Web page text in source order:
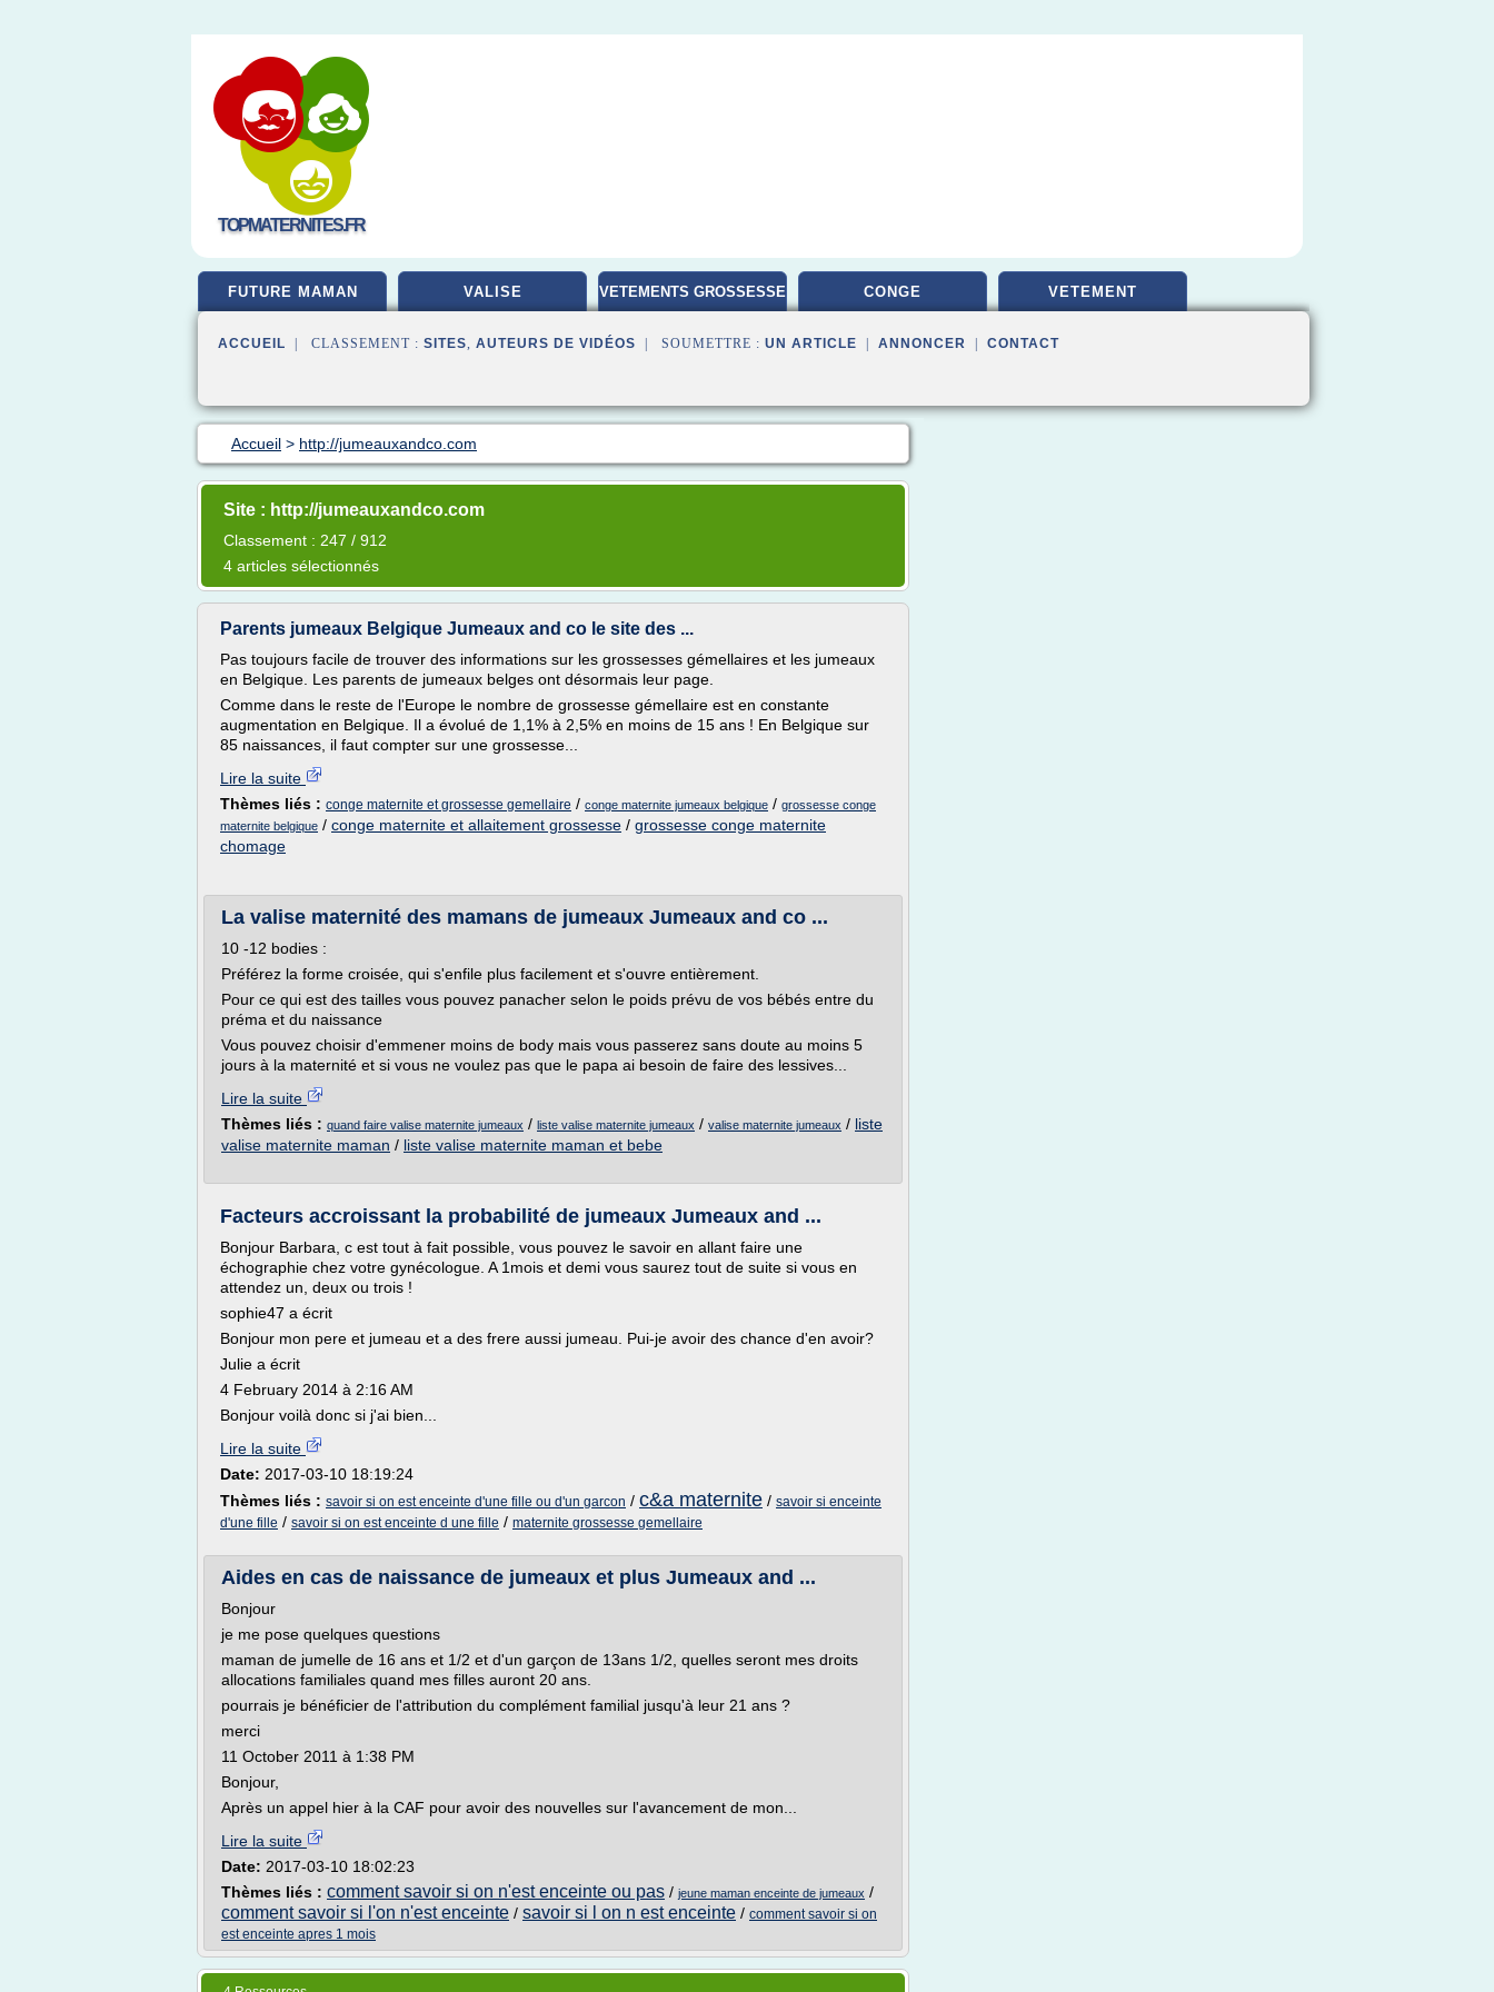
TOPMATERNITES.FR
FUTURE MAMAN VALISE VETEMENTS GROSSESSE CONGE VETEMENT
ACCUEIL | CLASSEMENT : SITES, AUTEURS DE VIDÉOS | SOUMETTRE : UN ARTICLE ANNONCER CONTACT
Accueil > http://jumeauxandco.com
Site : http://jumeauxandco.com
Classement : 247 / 912
4 articles sélectionnés
Parents jumeaux Belgique Jumeaux and co le site des ...
Pas toujours facile de trouver des informations sur les grossesses gémellaires et les jumeaux
en Belgique. Les parents de jumeaux belges ont désormais leur page.
Comme dans le reste de l'Europe le nombre de grossesse gémellaire est en constante
augmentation en Belgique. Il a évolué de 1,1% à 2,5% en moins de 15 ans ! En Belgique sur
85 naissances, il faut compter sur une grossesse...
Lire la suite
Thèmes liés : conge maternite et grossesse gemellaire / conge maternite jumeaux belgique / grossesse conge
maternite belgique / conge maternite et allaitement grossesse / grossesse conge maternite
chomage
La valise maternité des mamans de jumeaux Jumeaux and co ...
10 -12 bodies :
Préférez la forme croisée, qui s'enfile plus facilement et s'ouvre entièrement.
Pour ce qui est des tailles vous pouvez panacher selon le poids prévu de vos bébés entre du
préma et du naissance
Vous pouvez choisir d'emmener moins de body mais vous passerez sans doute au moins 5
jours à la maternité et si vous ne voulez pas que le papa ai besoin de faire des lessives...
Lire la suite
Thèmes liés : quand faire valise maternite jumeaux / liste valise maternite jumeaux / valise maternite jumeaux / liste
valise maternite maman / liste valise maternite maman et bebe
Facteurs accroissant la probabilité de jumeaux Jumeaux and ...
Bonjour Barbara, c est tout à fait possible, vous pouvez le savoir en allant faire une
échographie chez votre gynécologue. A 1mois et demi vous saurez tout de suite si vous en
attendez un, deux ou trois !
sophie47 a écrit
Bonjour mon pere et jumeau et a des frere aussi jumeau. Pui-je avoir des chance d'en avoir?
Julie a écrit
4 February 2014 à 2:16 AM
Bonjour voilà donc si j'ai bien...
Lire la suite
Date: 2017-03-10 18:19:24
Thèmes liés : savoir si on est enceinte d'une fille ou d'un garcon / c&a maternite / savoir si enceinte
d'une fille / savoir si on est enceinte d une fille / maternite grossesse gemellaire
Aides en cas de naissance de jumeaux et plus Jumeaux and ...
Bonjour
je me pose quelques questions
maman de jumelle de 16 ans et 1/2 et d'un garçon de 13ans 1/2, quelles seront mes droits
allocations familiales quand mes filles auront 20 ans.
pourrais je bénéficier de l'attribution du complément familial jusqu'à leur 21 ans ?
merci
11 October 2011 à 1:38 PM
Bonjour,
Après un appel hier à la CAF pour avoir des nouvelles sur l'avancement de mon...
Lire la suite
Date: 2017-03-10 18:02:23
Thèmes liés : comment savoir si on n'est enceinte ou pas / jeune maman enceinte de jumeaux /
comment savoir si l'on n'est enceinte / savoir si l on n est enceinte / comment savoir si on
est enceinte apres 1 mois